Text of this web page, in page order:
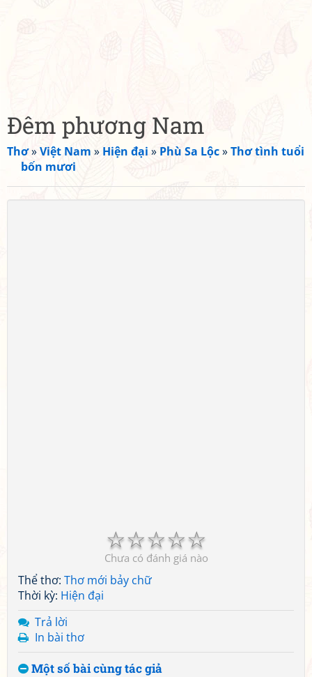
Đêm phương Nam
Thơ»Việt Nam » Hiện đại » Phù Sa Lộc»Thơ tình tuổi
bốn mươi
☆
☆
☆
☆
☆
Chưa có đánh giá nào
Thể thơ: Thơ mới bảy chữ
Thời kỳ: Hiện đại
Trả lời
In bài thơ
Một số bài cùng tác giả